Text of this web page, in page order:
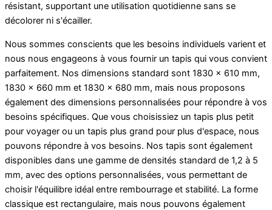
résistant, supportant une utilisation quotidienne sans se
décolorer ni s'écailler.
Nous sommes conscients que les besoins individuels varient et
nous nous engageons à vous fournir un tapis qui vous convient
parfaitement. Nos dimensions standard sont 1830 x 610 mm,
1830 x 660 mm et 1830 x 680 mm, mais nous proposons
également des dimensions personnalisées pour répondre à vos
besoins spécifiques. Que vous choisissiez un tapis plus petit
pour voyager ou un tapis plus grand pour plus d'espace, nous
pouvons répondre à vos besoins. Nos tapis sont également
disponibles dans une gamme de densités standard de 1,2 à 5
mm, avec des options personnalisées, vous permettant de
choisir l'équilibre idéal entre rembourrage et stabilité. La forme
classique est rectangulaire, mais nous pouvons également